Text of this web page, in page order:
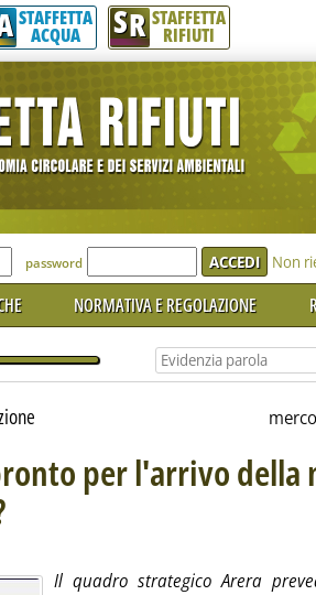
per lèggere interamente la notizia.
STAFFETTA
ACQUA SR STAFFETTA
RIFIUTI
accedere'
password Non
NORMATIVA E REGOLAZIONE
per l'arrivo della
Il quadro strategico Arera